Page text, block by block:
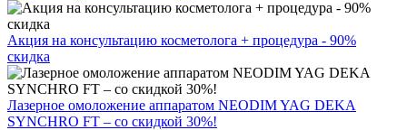
Акция на консультацию косметолога + процедура - 90%
скидка
Лазерное омоложение аппаратом NEODIM YAG DEKA
SYNCHRO FT – со скидкой 30%!